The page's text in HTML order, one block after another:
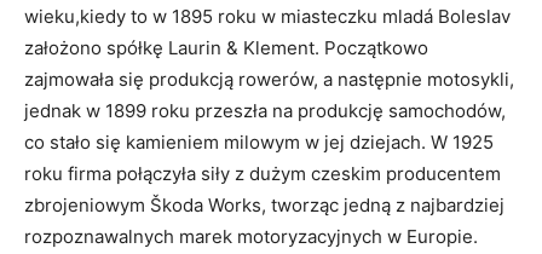
⁣wieku,kiedy to w⁤ 1895 roku w miasteczku mladá Boleslav
założono spółkę Laurin & Klement. Początkowo
zajmowała się produkcją⁣ rowerów, a następnie motosykli,
jednak w 1899 roku przeszła na produkcję samochodów,
co stało się kamieniem milowym⁤ w jej dziejach. W 1925
roku firma połączyła siły ⁢z dużym⁢ czeskim producentem
zbrojeniowym Škoda Works, tworząc jedną z najbardziej
rozpoznawalnych marek ​motoryzacyjnych w Europie.